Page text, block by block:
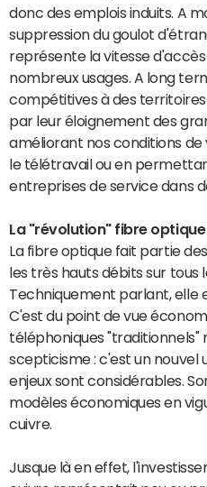
donc des emplois induits. A
suppression du goulot
représente la vitesse
nombreux usages. A long
compétitives à des
par leur éloignement des
améliorant nos conditions
le télétravail ou en
entreprises de service dans
La "révolution" fibre optique
La fibre optique fait partie
les très hauts débits sur tous
Techniquement parlant, elle
C'est du point de vue
téléphoniques
scepticisme : c'est un nouvel
enjeux sont considérables.
modèles économiques en
cuivre.
Jusque là en effet,